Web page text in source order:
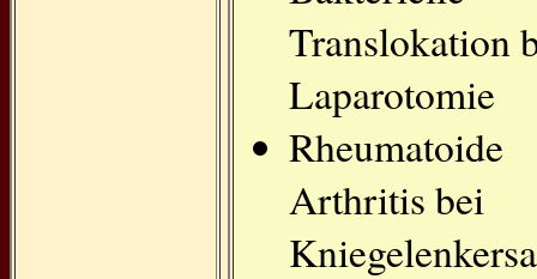
Translokation
Laparotomie
Rheumatoide
Arthritis bei